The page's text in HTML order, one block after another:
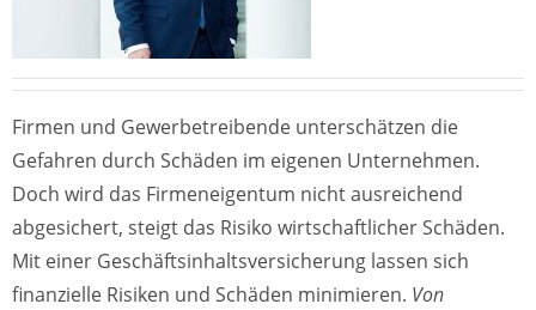
Firmen und Gewerbetreibende unterschätzen die
Gefahren durch Schäden im eigenen Unternehmen.
Doch wird das Firmeneigentum nicht ausreichend
abgesichert, steigt das Risiko wirtschaftlicher Schäden.
Mit einer Geschäftsinhaltsversicherung lassen sich
finanzielle Risiken und Schäden minimieren. Von